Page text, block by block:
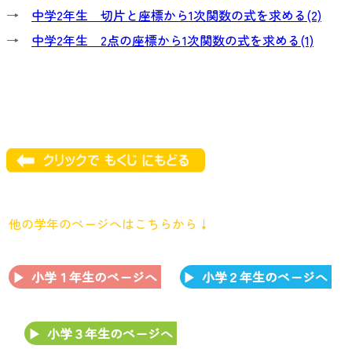
→ 中学2年生 切片と座標から1次関数の式を求める(2)
→ 中学2年生 2点の座標から1次関数の式を求める(1)
他の学年のページへはこちらから↓
小学１年生のページへ 小学２年生のページへ
小学３年生のページへ